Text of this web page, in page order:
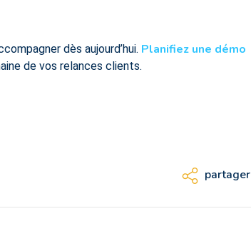
dès aujourd’hui. Planifiez une démo
de vos relances clients.
partager